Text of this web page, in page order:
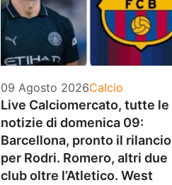
09 Agosto 2026Categorie
Calcio
Live Calciomercato, tutte le
notizie di domenica 09:
Barcellona, pronto il rilancio
per Rodri. Romero, altri due
club oltre l’Atletico. West